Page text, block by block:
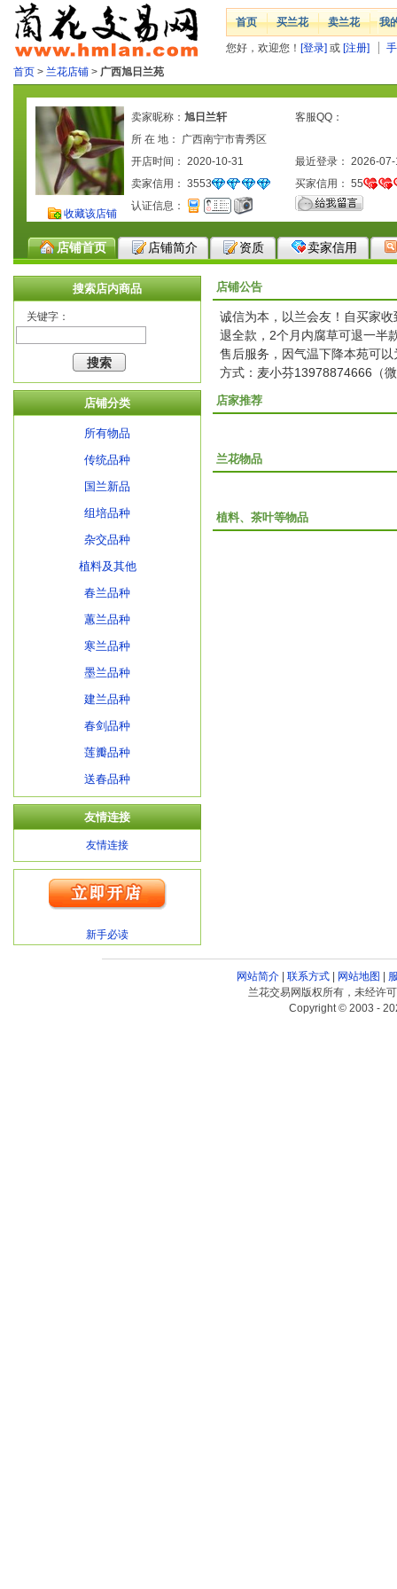
首页 买兰花 卖兰花 我
您好，欢迎您！ [登录] 或 [注册]
首页 > 兰花店铺 > 广西旭日兰苑
收藏该店铺
卖家昵称： 旭日兰轩
客服QQ：
所 在 地： 广西南宁市青秀区
开店时间： 2020-10-31
最近登录： 2026-
卖家信用： 3553 买家信用： 55
认证信息：
店铺首页 店铺简介 资质 卖家信用
搜索店内商品
关键字：
店铺分类
所有物品
传统品种
国兰新品
组培品种
杂交品种
植料及其他
春兰品种
蕙兰品种
寒兰品种
墨兰品种
建兰品种
春剑品种
莲瓣品种
送春品种
友情连接
友情连接
新手必读
店铺公告
诚信为本，以兰会友！自买家
退全款，2个月内腐草可退一半
售后服务，因气温下降本苑可
方式：麦小芬13978874666（
店家推荐
兰花物品
植料、茶叶等物品
网站简介| 联系方式| 网站地图 |
兰花交易网版权所有，未经许
Copyright © 2003 -